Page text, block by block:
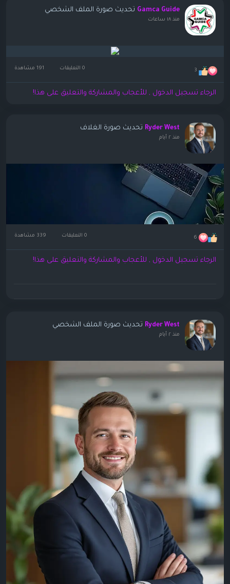
Gamca Guide تحديث صورة الملف الشخصي
منذ ١٨ ساعات
3 0 التعليقات
الرجاء تسجيل الدخول , للأعجاب والمشاركة والتعليق على هذا!
Ryder West تحديث صورة الغلاف
منذ ٢ أيام
6 0 التعليقات
الرجاء تسجيل الدخول , للأعجاب والمشاركة والتعليق على هذا!
Ryder West تحديث صورة الملف الشخصي
منذ ٢ أيام